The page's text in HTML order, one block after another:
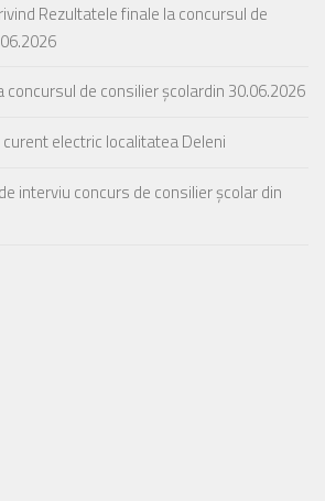
Rezultatele finale la concursul de
concursul de consilier școlardin 30.06.2026
electric localitatea Deleni
interviu concurs de consilier școlar din